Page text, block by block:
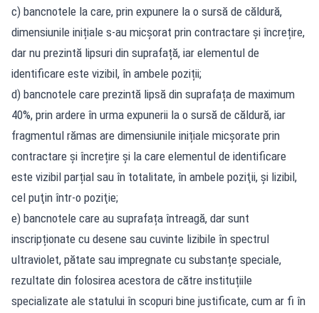
c) bancnotele la care, prin expunere la o sursă de căldură,
dimensiunile inițiale s-au micșorat prin contractare şi încrețire,
dar nu prezintă lipsuri din suprafață, iar elementul de
identificare este vizibil, în ambele poziții;
d) bancnotele care prezintă lipsă din suprafața de maximum
40%, prin ardere în urma expunerii la o sursă de căldură, iar
fragmentul rămas are dimensiunile inițiale micșorate prin
contractare şi încrețire şi la care elementul de identificare
este vizibil parțial sau în totalitate, în ambele poziţii, şi lizibil,
cel puţin într-o poziţie;
e) bancnotele care au suprafața întreagă, dar sunt
inscripționate cu desene sau cuvinte lizibile în spectrul
ultraviolet, pătate sau impregnate cu substanțe speciale,
rezultate din folosirea acestora de către instituțiile
specializate ale statului în scopuri bine justificate, cum ar fi în